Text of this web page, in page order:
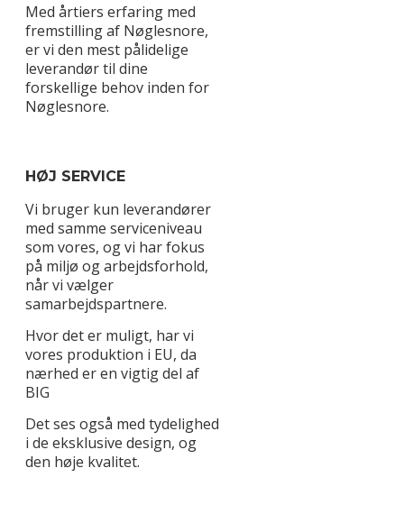
Med årtiers erfaring med
fremstilling af Nøglesnore,
er vi den mest pålidelige
leverandør til dine
forskellige behov inden for
Nøglesnore.
HØJ SERVICE
Vi bruger kun leverandører
med samme serviceniveau
som vores, og vi har fokus
på miljø og arbejdsforhold,
når vi vælger
samarbejdspartnere.
Hvor det er muligt, har vi
vores produktion i EU, da
nærhed er en vigtig del af
BIG
Det ses også med tydelighed
i de eksklusive design, og
den høje kvalitet.